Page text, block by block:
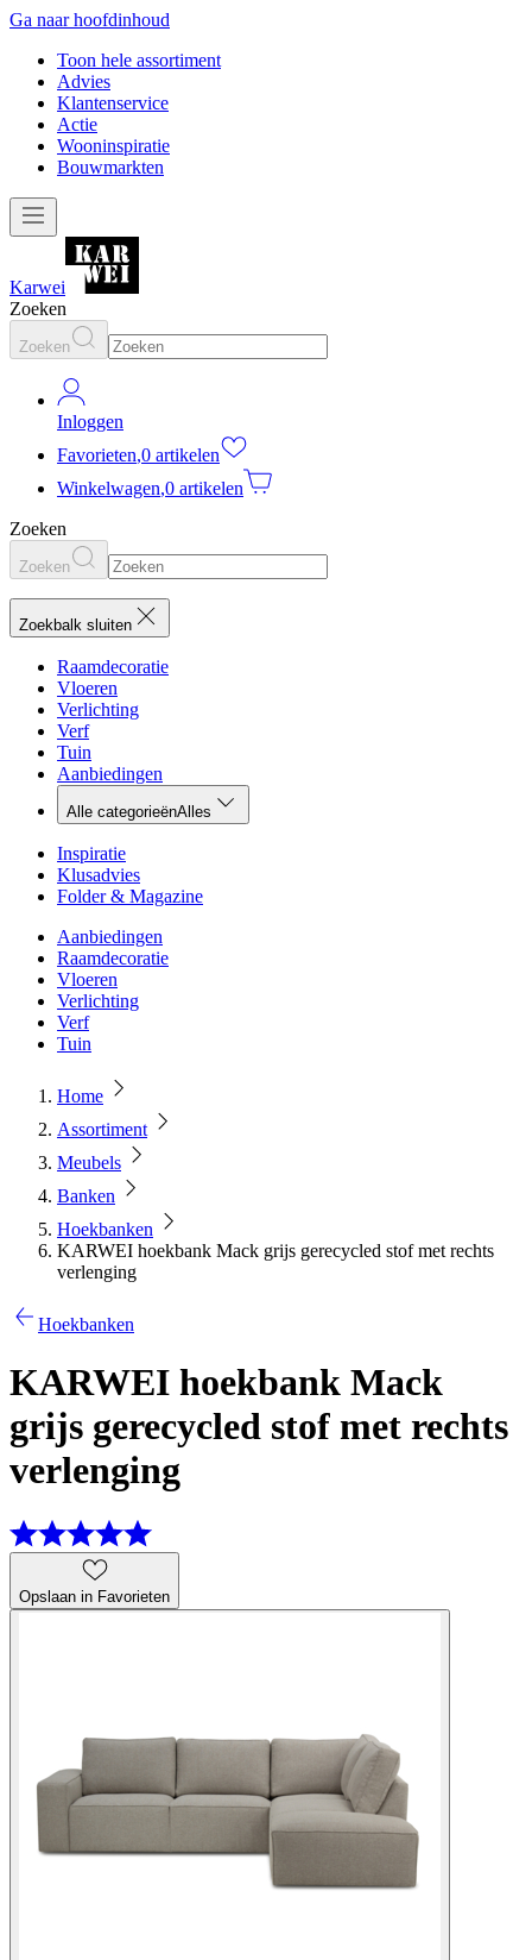
Ga naar hoofdinhoud
Toon hele assortiment
Advies
Klantenservice
Actie
Wooninspiratie
Bouwmarkten
Karwei
Zoeken
Zoeken
Inloggen
Favorieten,0 artikelen
Winkelwagen,0 artikelen
Zoeken
Zoeken
Zoekbalk sluiten
Raamdecoratie
Vloeren
Verlichting
Verf
Tuin
Aanbiedingen
Alle categorieënAlles
Inspiratie
Klusadvies
Folder & Magazine
Aanbiedingen
Raamdecoratie
Vloeren
Verlichting
Verf
Tuin
Home
Assortiment
Meubels
Banken
Hoekbanken
KARWEI hoekbank Mack grijs gerecycled stof met rechts
verlenging
Hoekbanken
KARWEI hoekbank Mack
grijs gerecycled stof met rechts
verlenging
Opslaan in Favorieten